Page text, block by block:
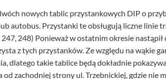
nowych tablic przystankowych DIP o
autobus. Przystanki te obsługują liczne linie
247, 248) Ponieważ w ostatnim okresie
z tych przystanków. Ze względu na wąkie
dlatego takie tablice będą dokładnie
od zachodniej strony ul. Trzebnickiej, gdzie nie